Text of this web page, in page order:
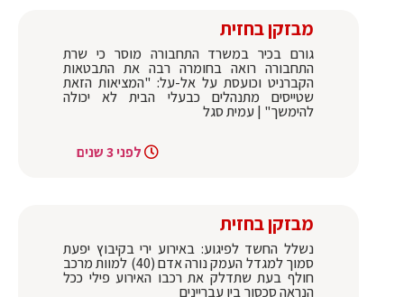
מבזקן בחזית
גורם בכיר במשרד התחבורה מוסר כי שרת
התחבורה רואה בחומרה רבה את התבטאות
הקברניט וכועסת על אל-על: "המציאות הזאת
שטייסים מתנהלים כבעלי הבית לא יכולה
להימשך" | עמית סגל
לפני 3 שנים
מבזקן בחזית
נשלל החשד לפיגוע: באירוע ירי בקיבוץ יפעת
סמוך למגדל העמק נורה אדם (40) למוות מרכב
חולף בעת שתדלק את רכבו האירוע פילי ככל
הנראה סכסוך בין עבריינים